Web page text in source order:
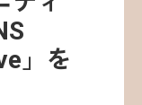
」を